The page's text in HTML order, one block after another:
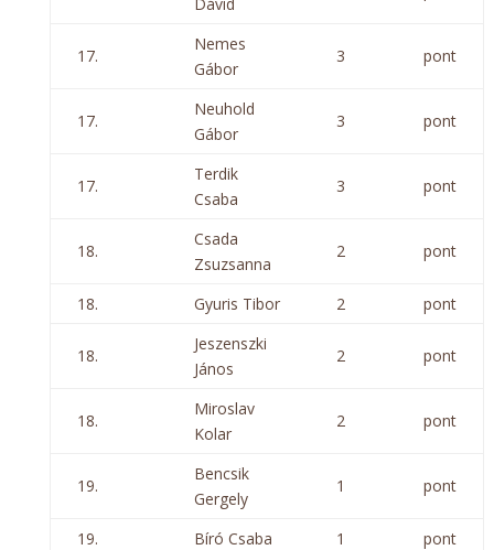
17.
Nemes
Gábor
3 pont
17.
Neuhold
Gábor
3 pont
17.
Terdik
Csaba
3 pont
18.
Csada
Zsuzsanna
2 pont
18. Gyuris Tibor 2 pont
18.
Jeszenszki
János
2 pont
18.
Miroslav
Kolar
2 pont
19.
Bencsik
Gergely
1 pont
19. Bíró Csaba 1 pont